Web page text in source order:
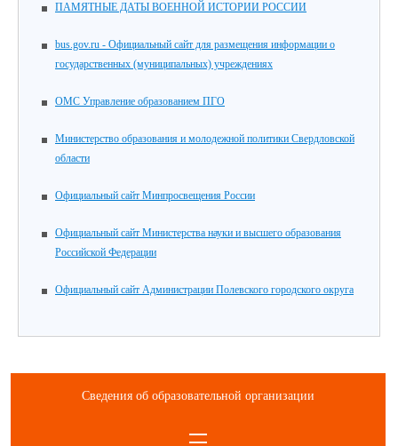
ПАМЯТНЫЕ ДАТЫ ВОЕННОЙ ИСТОРИИ РОССИИ
bus.gov.ru - Официальный сайт для размещения информации о
государственных (муниципальных) учреждениях
ОМС Управление образованием ПГО
Министерство образования и молодежной политики Свердловской
области
Официальный сайт Минпросвещения России
Официальный сайт Министерства науки и высшего образования
Российской Федерации
Официальный сайт Администрации Полевского городского округа
Сведения об образовательной организации